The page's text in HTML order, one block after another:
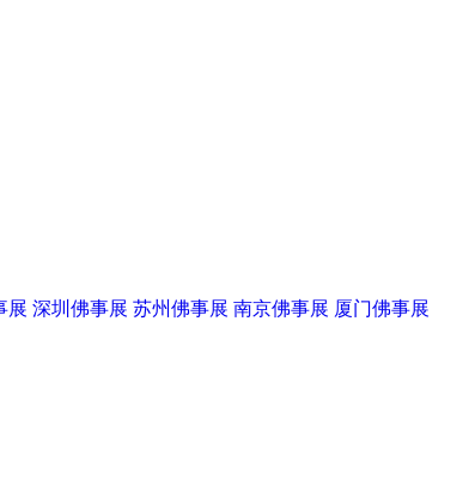
展 深圳佛事展 苏州佛事展 南京佛事展 厦门佛事展